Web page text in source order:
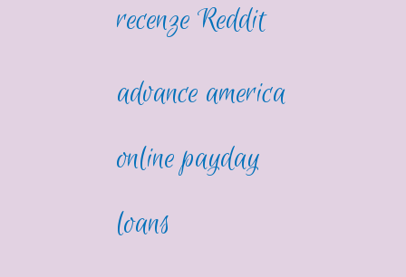
recenze Reddit
advance america
online payday
loans